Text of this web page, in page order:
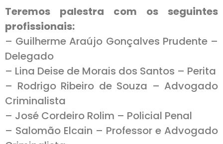
Teremos palestra com os seguintes
profissionais:
– Guilherme Araújo Gonçalves Prudente –
Delegado
– Lina Deise de Morais dos Santos – Perita
– Rodrigo Ribeiro de Souza – Advogado
Criminalista
– José Cordeiro Rolim – Policial Penal
– Salomão Elcain – Professor e Advogado